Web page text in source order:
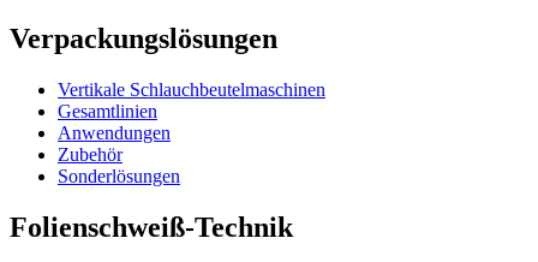
Verpackungslösungen
Vertikale Schlauch­beutelmaschinen
Gesamtlinien
Anwendungen
Zubehör
Sonderlösungen
Folienschweiß-Technik